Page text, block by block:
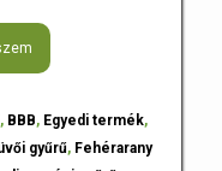
, BBB, Egyedi termék,
gyűrű, Fehérarany